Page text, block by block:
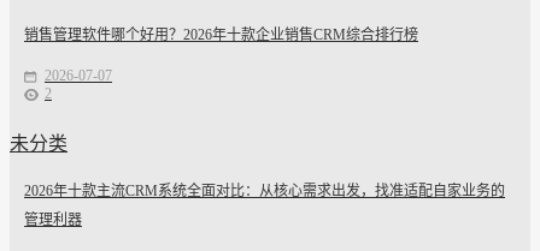
销售管理软件哪个好用？2026年十款企业销售CRM综合排行榜
2026-07-07
2
未分类
2026年十款主流CRM系统全面对比：从核心需求出发，找准适配自家业务的
管理利器